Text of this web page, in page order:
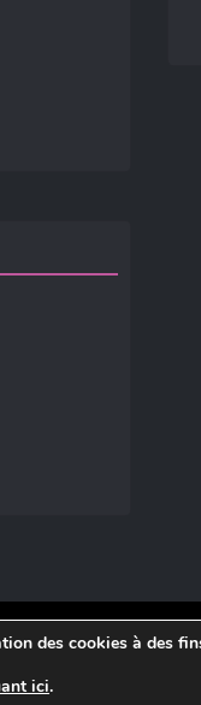
.
les
des cookies à des
ici.